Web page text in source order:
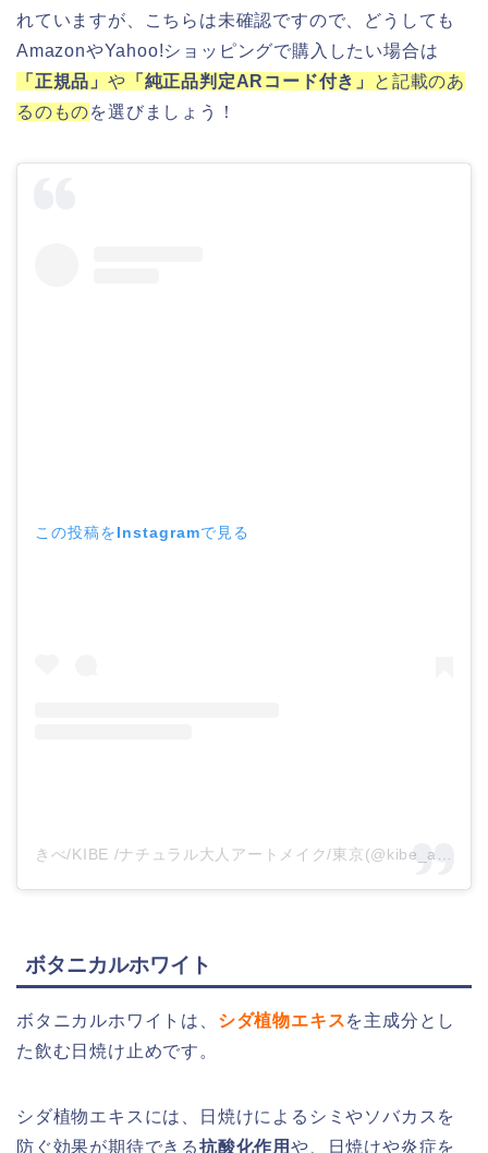
れていますが、こちらは未確認ですので、どうしても
AmazonやYahoo!ショッピングで購入したい場合は
「正規品」 や 「純正品判定ARコード付き」
と記載のあ
るのものを選びましょう！
この投稿をInstagramで見る
きべ/KIBE /ナチュラル大人アートメイク/東京(@kibe_artbrows)がシェアした投稿
ボタニカルホワイト
ボタニカルホワイトは、 シダ植物エキスを主成分とし
た飲む日焼け止めです。
シダ植物エキスには、日焼けによるシミやソバカスを
防ぐ効果が期待できる抗酸化作用 や、日焼けや炎症を